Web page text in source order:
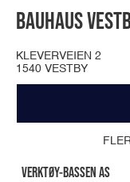
BAUHAUS
KLEVERVEIEN 2
1540 VESTBY
VERKTØY-BASSEN AS